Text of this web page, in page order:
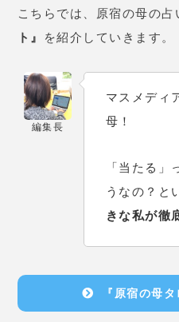
こちらでは、原宿の母の占
ト』
を紹介していきます。
編集長
マスメディ
母！
「当たる
うなの？と
きな私が徹
『原宿の母